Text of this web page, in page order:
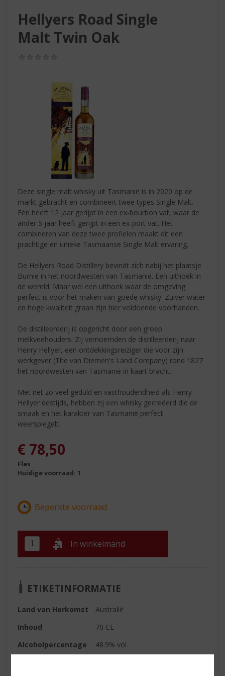
Hellyers Road Single
Malt Twin Oak
Deze single malt whisky uit Tasmanië is in 2020 op de
markt gebracht en combineert twee types Single Malt.
Eén heeft 12 jaar gerijpt in een ex-bourbon vat, waar de
ander 5 jaar heeft gerijpt in een ex-port vat. Het
combineren van deze twee profielen maakt dit een
prachtige en unieke Tasmaanse Single Malt ervaring.
De Hellyers Road Distillery bevindt zich nabij het plaatsje
Burnie in het noordwesten van Tasmanië. Een uithoek in
de wereld. Maar wel een uithoek waar de omgeving
perfect is voor het maken van goede whisky. Zuiver water
en hoge kwaliteit graan zijn hier voldoende voorhanden.
De distilleerderij is opgericht door een groep
melkveehouders. Zij vernoemden de distilleerderij naar
Henry Hellyer, een ontdekkingsreiziger die voor zijn
werkgever (The van Diemen's Land Company) rond 1827
het noordwesten van Tasmanië in kaart bracht.
Met net zo veel geduld en vasthoudendheid als Henry
Hellyer destijds, hebben zij een whisky gecreëerd die de
smaak en het karakter van Tasmanië perfect
weerspiegelt.
€ 78,50
Fles
Huidige voorraad: 1
In winkelmand
ETIKETINFORMATIE
Land van Herkomst
Australië
Inhoud
70 CL
Alcoholpercentage
48.9% vol